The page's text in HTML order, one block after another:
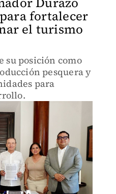
fortalecer
el turismo
su posición como
pesquera y
para